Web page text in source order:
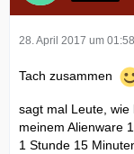
28. April 2017 um 01:58
Tach zusammen
sagt mal Leute, wie
meinem Alienware
1 Stunde 15